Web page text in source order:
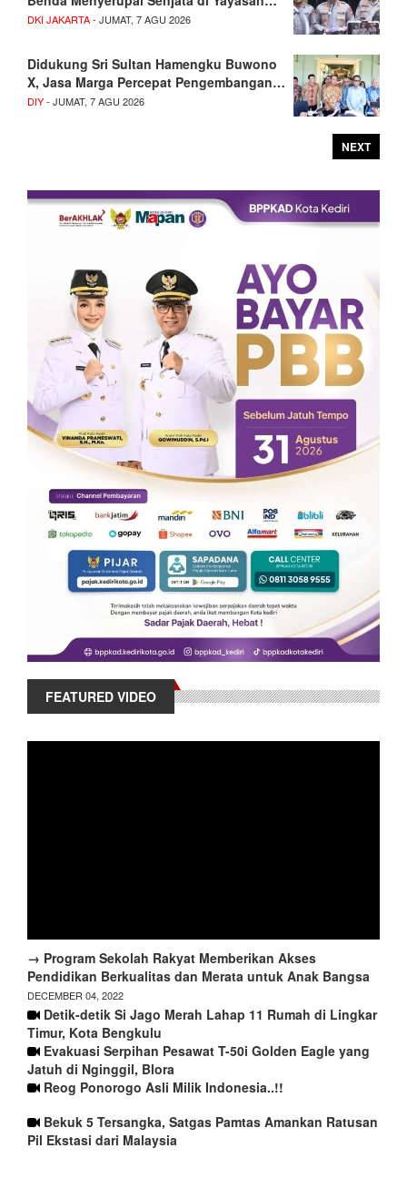
DKI JAKARTA- JUMAT, 7 AGU 2026
Didukung Sri Sultan Hamengku Buwono
X, Jasa Marga Percepat Pengembangan…
DIY- JUMAT, 7 AGU 2026
NEXT
FEATURED VIDEO
→ Program Sekolah Rakyat Memberikan Akses
Pendidikan Berkualitas dan Merata untuk Anak Bangsa
DECEMBER 04, 2022
Detik-detik Si Jago Merah Lahap 11 Rumah di Lingkar
Timur, Kota Bengkulu
Evakuasi Serpihan Pesawat T-50i Golden Eagle yang
Jatuh di Nginggil, Blora
Reog Ponorogo Asli Milik Indonesia..!!
Bekuk 5 Tersangka, Satgas Pamtas Amankan Ratusan
Pil Ekstasi dari Malaysia